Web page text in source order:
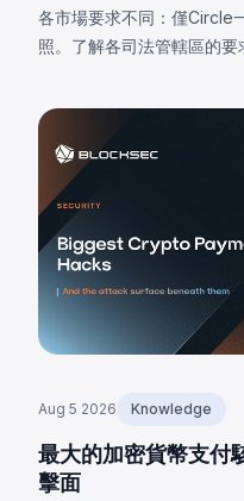
各市場要求不同：僅Circle
照。了解各司法管轄區的要
Aug 5 2026 Knowledge
最大的加密貨幣支付
擊面